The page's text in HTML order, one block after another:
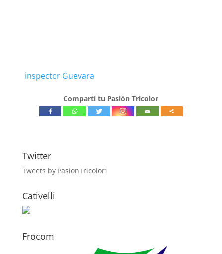
inspector Guevara
Compartí tu Pasión Tricolor
Twitter
Tweets by PasionTricolor1
Cativelli
Frocom